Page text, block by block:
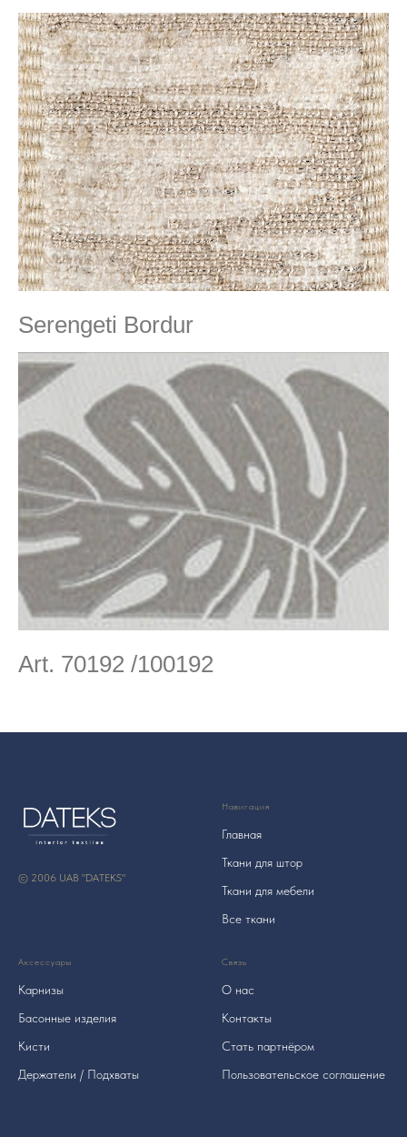
Serengeti Bordur
Art. 70192 /100192
© 2006 UAB "DATEKS"
Навигация
Главная
Ткани для штор
Ткани для мебели
Все ткани
Аксессуары
Карнизы
Басонные изделия
Кисти
Держатели / Подхваты
Связь
О нас
Контакты
Стать партнёром
Пользовательское соглашение